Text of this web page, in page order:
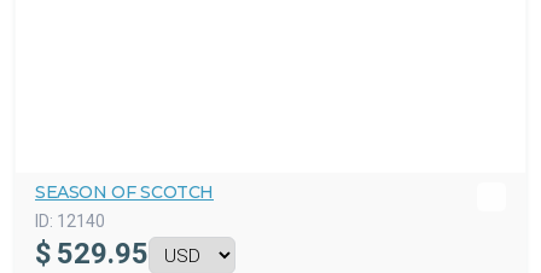
SEASON OF SCOTCH
ID: 12140
$ 529.95